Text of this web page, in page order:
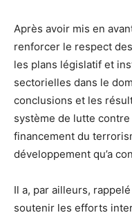
Après avoir mis en
renforcer le respect
les plans législatif et
sectorielles dans le
conclusions et les
système de lutte contre
financement du
développement qu’a
Il a, par ailleurs,
soutenir les efforts